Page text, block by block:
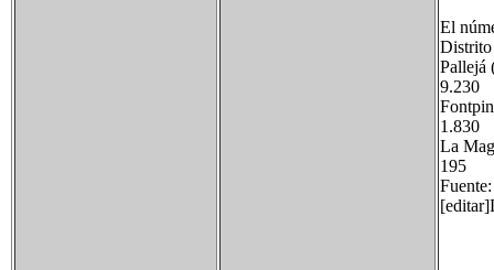
El
Distrito
9.230
1.830
La
195